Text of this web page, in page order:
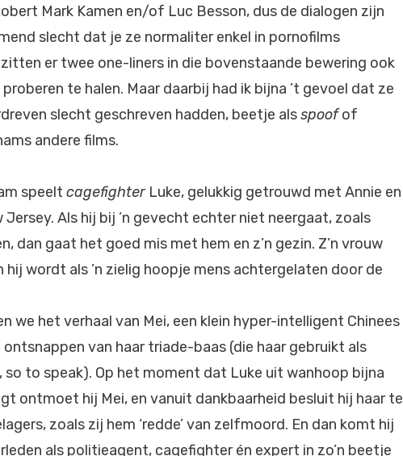
Mark Kamen en/of Luc Besson, dus de dialogen zijn
slecht dat je ze normaliter enkel in pornofilms
er twee one-liners in die bovenstaande bewering ook
te halen. Maar daarbij had ik bijna ’t gevoel dat ze
slecht geschreven hadden, beetje alsspoofof
andere films.
speelt cagefighterLuke, gelukkig getrouwd met Annie en
Als hij bij ’n gevecht echter niet neergaat, zoals
dan gaat het goed mis met hem en z’n gezin. Z’n vrouw
wordt als ’n zielig hoopje mens achtergelaten door de
we het verhaal van Mei, een klein hyper-intelligent Chinees
van haar triade-baas (die haar gebruikt als
so to speak). Op het moment dat Luke uit wanhoop bijna
ontmoet hij Mei, en vanuit dankbaarheid besluit hij haar te
zoals zij hem ‘redde’ van zelfmoord. En dan komt hij
als politieagent, cagefighter én expert in zo’n beetje